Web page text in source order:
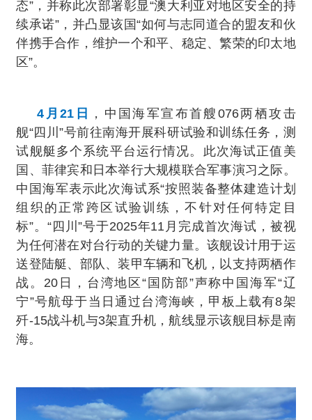
态”，并称此次部署彰显“澳大利亚对地区安全的持
续承诺”，并凸显该国“如何与志同道合的盟友和伙
伴携手合作，维护一个和平、稳定、繁荣的印太地
区”。
4月21日
，中国海军宣布首艘076两栖攻击
舰“四川”号前往南海开展科研试验和训练任务，测
试舰艇多个系统平台运行情况。此次海试正值美
国、菲律宾和日本举行大规模联合军事演习之际。
中国海军表示此次海试系“按照装备整体建造计划
组织的正常跨区试验训练，不针对任何特定目
标”。“四川”号于2025年11月完成首次海试，被视
为任何潜在对台行动的关键力量。该舰设计用于运
送登陆艇、部队、装甲车辆和飞机，以支持两栖作
战。20日，台湾地区“国防部”声称中国海军“辽
宁”号航母于当日通过台湾海峡，甲板上载有8架
歼-15战斗机与3架直升机，航线显示该舰目标是南
海。